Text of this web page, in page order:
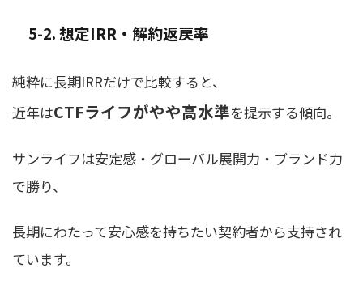
5-2. 想定IRR・解約返戻率
純粋に長期IRRだけで比較すると、
近年はCTFライフがやや高水準を提示する傾向。
サンライフは安定感・グローバル展開力・ブランド力
で勝り、
長期にわたって安心感を持ちたい契約者から支持され
ています。